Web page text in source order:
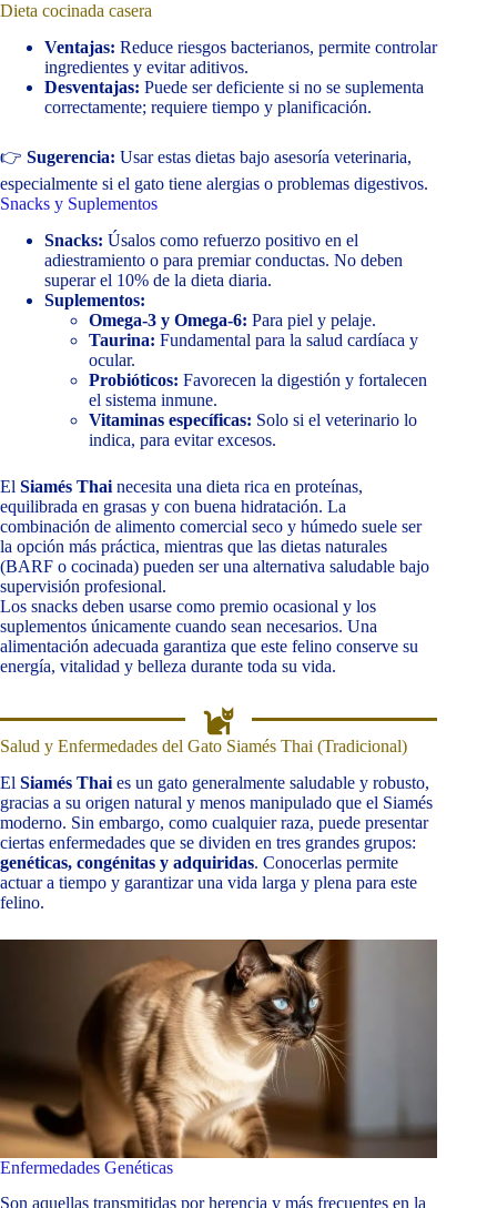
Dieta cocinada casera
Ventajas: Reduce riesgos bacterianos, permite controlar
ingredientes y evitar aditivos.
Desventajas: Puede ser deficiente si no se suplementa
correctamente; requiere tiempo y planificación.
👉 Sugerencia: Usar estas dietas bajo asesoría veterinaria,
especialmente si el gato tiene alergias o problemas digestivos.
Snacks y Suplementos
Snacks: Úsalos como refuerzo positivo en el
adiestramiento o para premiar conductas. No deben
superar el 10% de la dieta diaria.
Suplementos:
Omega-3 y Omega-6: Para piel y pelaje.
Taurina: Fundamental para la salud cardíaca y
ocular.
Probióticos: Favorecen la digestión y fortalecen
el sistema inmune.
Vitaminas específicas: Solo si el veterinario lo
indica, para evitar excesos.
El Siamés Thai necesita una dieta rica en proteínas,
equilibrada en grasas y con buena hidratación. La
combinación de alimento comercial seco y húmedo suele ser
la opción más práctica, mientras que las dietas naturales
(BARF o cocinada) pueden ser una alternativa saludable bajo
supervisión profesional.
Los snacks deben usarse como premio ocasional y los
suplementos únicamente cuando sean necesarios. Una
alimentación adecuada garantiza que este felino conserve su
energía, vitalidad y belleza durante toda su vida.
Salud y Enfermedades del Gato Siamés Thai (Tradicional)
El Siamés Thai es un gato generalmente saludable y robusto,
gracias a su origen natural y menos manipulado que el Siamés
moderno. Sin embargo, como cualquier raza, puede presentar
ciertas enfermedades que se dividen en tres grandes grupos:
genéticas, congénitas y adquiridas. Conocerlas permite
actuar a tiempo y garantizar una vida larga y plena para este
felino.
Enfermedades Genéticas
Son aquellas transmitidas por herencia y más frecuentes en la